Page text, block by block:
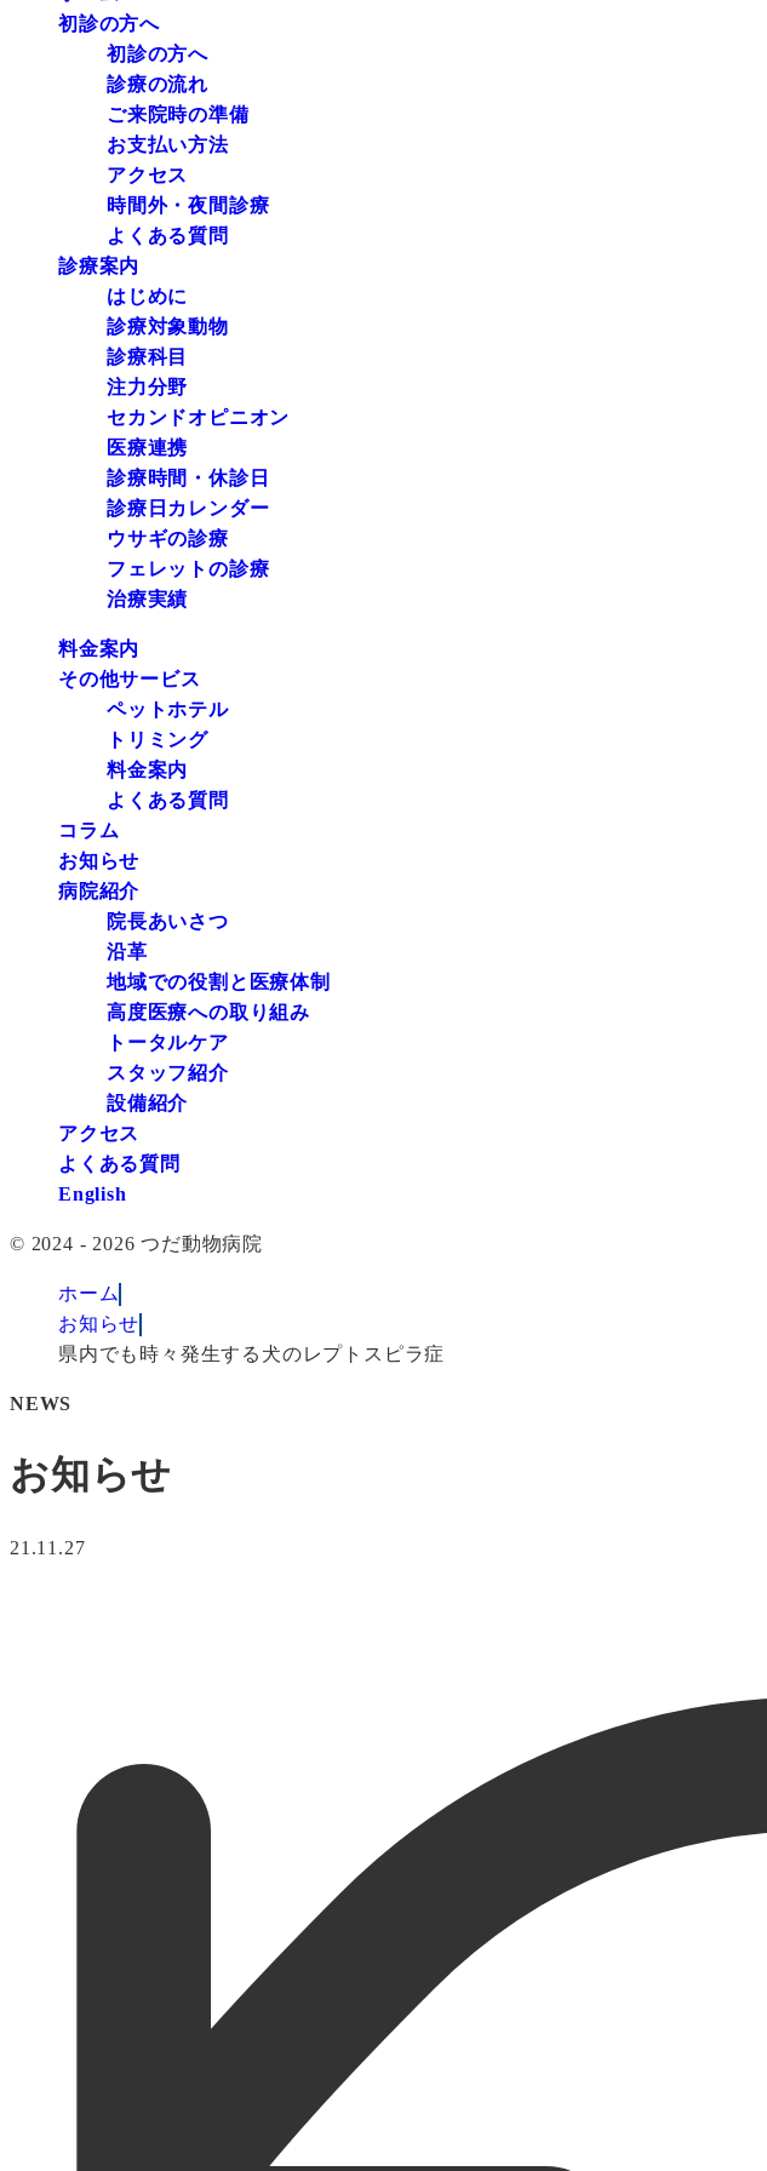
初診の方へ
初診の方へ
診療の流れ
ご来院時の準備
お支払い方法
アクセス
時間外・夜間診療
よくある質問
診療案内
はじめに
診療対象動物
診療科目
注力分野
セカンドオピニオン
医療連携
診療時間・休診日
診療日カレンダー
ウサギの診療
フェレットの診療
治療実績
料金案内
その他サービス
ペットホテル
トリミング
料金案内
よくある質問
コラム
お知らせ
病院紹介
院長あいさつ
沿革
地域での役割と医療体制
高度医療への取り組み
トータルケア
スタッフ紹介
設備紹介
アクセス
よくある質問
English
© 2024 - 2026 つだ動物病院
ホーム
お知らせ
県内でも時々発生する犬のレプトスピラ症
NEWS
お知らせ
21.11.27